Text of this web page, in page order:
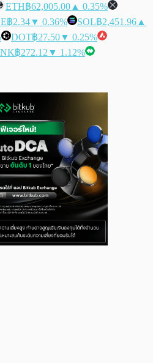
ETH฿62,005.00 ▲ 0.35%
฿2.34▼ 0.36% SOL฿2,451.96 ▲
DOT฿27.50▼ 0.25%
฿272.12 ▼ 1.12%